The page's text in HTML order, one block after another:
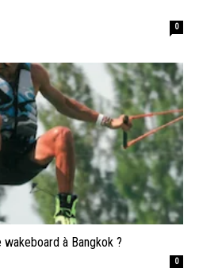
0
à Bangkok ?
0